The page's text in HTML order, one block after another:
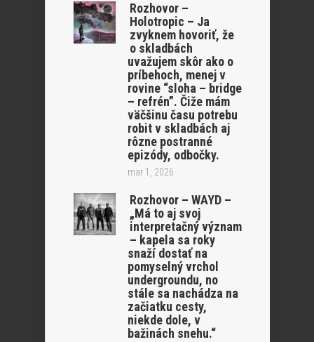
Rozhovor –
Holotropic – Ja
zvyknem hovoriť, že
o skladbách
uvažujem skôr ako o
príbehoch, menej v
rovine “sloha – bridge
– refrén”. Čiže mám
väčšinu času potrebu
robit v skladbách aj
rôzne postranné
epizódy, odbočky.
mar 1, 2026
Rozhovor – WAYD –
„Má to aj svoj
interpretačný význam
– kapela sa roky
snaží dostať na
pomyselný vrchol
undergroundu, no
stále sa nachádza na
začiatku cesty,
niekde dole, v
bažinách snehu.“